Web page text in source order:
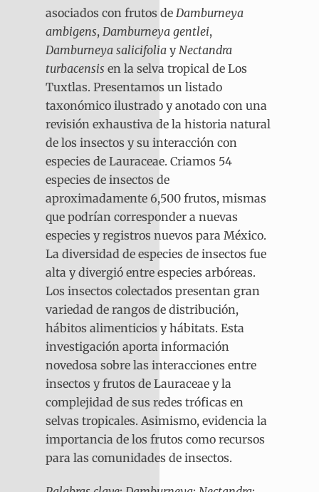
asociados con frutos de Damburneya
ambigens, Damburneya gentlei,
Damburneya salicifolia y Nectandra
turbacensis en la selva tropical de Los
Tuxtlas. Presentamos un listado
taxonómico ilustrado y anotado con una
revisión exhaustiva de la historia natural
de los insectos y su interacción con
especies de Lauraceae. Criamos 54
especies de insectos de
aproximadamente 6,500 frutos, mismas
que podrían corresponder a nuevas
especies y registros nuevos para México.
La diversidad de especies de insectos fue
alta y divergió entre especies arbóreas.
Los insectos colectados presentan gran
variedad de rangos de distribución,
hábitos alimenticios y hábitats. Esta
investigación aporta información
novedosa sobre las interacciones entre
insectos y frutos de Lauraceae y la
complejidad de sus redes tróficas en
selvas tropicales. Asimismo, evidencia la
importancia de los frutos como recursos
para las comunidades de insectos.